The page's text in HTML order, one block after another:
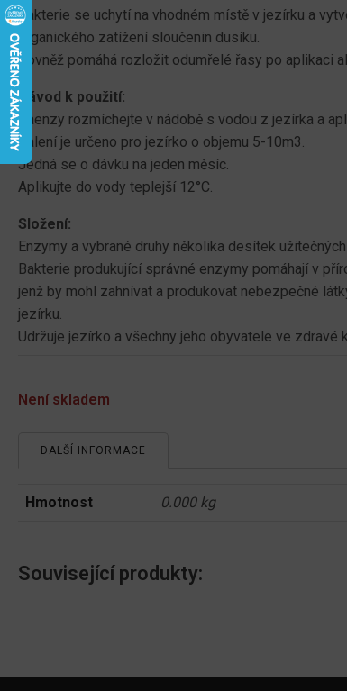
Bakterie se uchytí na vhodném místě v jezírku a
organického zatížení sloučenin dusíku.
Rovněž pomáhá rozložit odumřelé řasy po aplikaci
Návod k použití:
Baenzy rozmíchejte v nádobě s vodou z jezírka a
Balení je určeno pro jezírko o objemu 5-10m3.
Jedná se o dávku na jeden měsíc.
Aplikujte do vody teplejší 12°C.
Složení:
Enzymy a vybrané druhy několika desítek
Bakterie produkující správné enzymy pomáhají v
jenž by mohl zahnívat a produkovat nebezpečné
jezírku.
Udržuje jezírko a všechny jeho obyvatele ve zdravé
Není skladem
DALŠÍ INFORMACE
Hmotnost 0.000 kg
Související produkty: